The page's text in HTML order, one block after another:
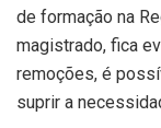
de formação na
magistrado, fica
remoções, é
suprir a